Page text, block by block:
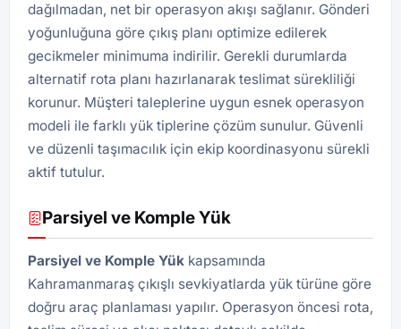
dağılmadan, net bir operasyon akışı sağlanır. Gönderi
yoğunluğuna göre çıkış planı optimize edilerek
gecikmeler minimuma indirilir. Gerekli durumlarda
alternatif rota planı hazırlanarak teslimat sürekliliği
korunur. Müşteri taleplerine uygun esnek operasyon
modeli ile farklı yük tiplerine çözüm sunulur. Güvenli
ve düzenli taşımacılık için ekip koordinasyonu sürekli
aktif tutulur.
Parsiyel ve Komple Yük
Parsiyel ve Komple Yük kapsamında
Kahramanmaraş çıkışlı sevkiyatlarda yük türüne göre
doğru araç planlaması yapılır. Operasyon öncesi rota,